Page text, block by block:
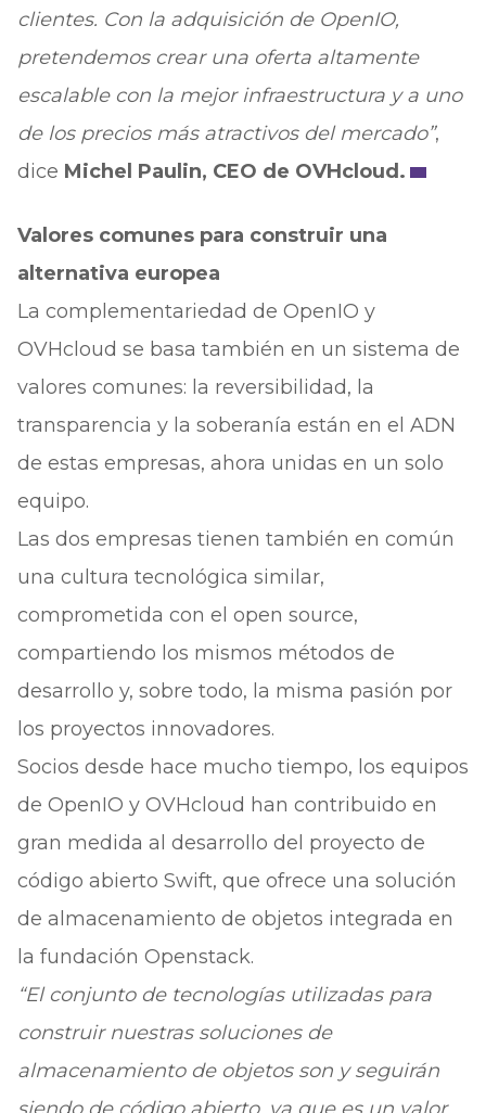
clientes. Con la adquisición de OpenIO,
pretendemos crear una oferta altamente
escalable con la mejor infraestructura y a uno
de los precios más atractivos del mercado”,
dice Michel Paulin, CEO de OVHcloud.
Valores comunes para construir una
alternativa europea
La complementariedad de OpenIO y
OVHcloud se basa también en un sistema de
valores comunes: la reversibilidad, la
transparencia y la soberanía están en el ADN
de estas empresas, ahora unidas en un solo
equipo.
Las dos empresas tienen también en común
una cultura tecnológica similar,
comprometida con el open source,
compartiendo los mismos métodos de
desarrollo y, sobre todo, la misma pasión por
los proyectos innovadores.
Socios desde hace mucho tiempo, los equipos
de OpenIO y OVHcloud han contribuido en
gran medida al desarrollo del proyecto de
código abierto Swift, que ofrece una solución
de almacenamiento de objetos integrada en
la fundación Openstack.
“El conjunto de tecnologías utilizadas para
construir nuestras soluciones de
almacenamiento de objetos son y seguirán